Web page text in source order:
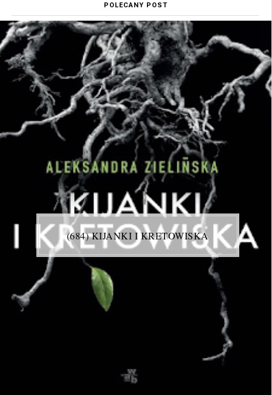
POLECANY POST
(684) KIJANKI I KRETOWISKA